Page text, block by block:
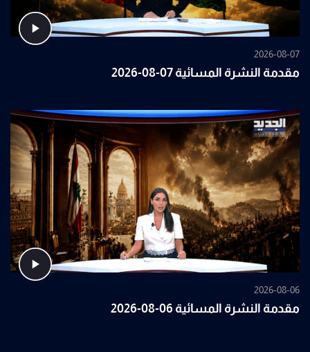
2026-08-07
مقدمة النشرة المسائية 07-08-2026
2026-08-06
مقدمة النشرة المسائية 06-08-2026